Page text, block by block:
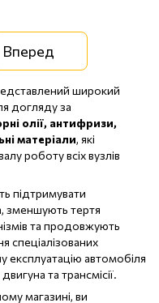
Вперед
широкий
догляду за
олії, антифризи,
матеріали, які
роботу всіх вузлів
підтримувати
зменшують тертя
та продовжують
спеціалізованих
експлуатацію автомобіля
та трансмісії.
магазині, ви